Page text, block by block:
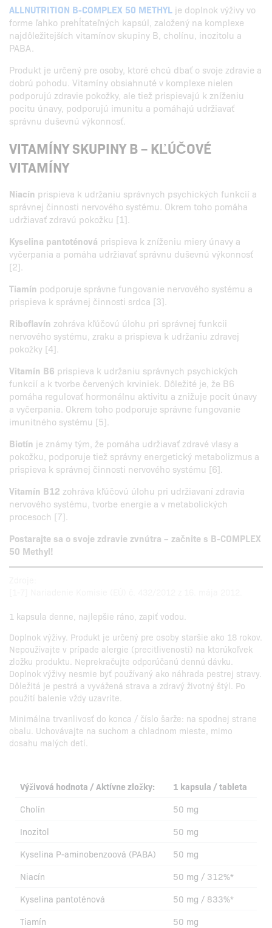
ALLNUTRITION B-COMPLEX 50 METHYL je doplnok výživy vo
forme ľahko prehĺtateľných kapsúl, založený na komplexe
najdôležitejších vitamínov skupiny B, cholínu, inozitolu a
PABA.
Produkt je určený pre osoby, ktoré chcú dbať o svoje zdravie a
dobrú pohodu. Vitamíny obsiahnuté v komplexe nielen
podporujú zdravie pokožky, ale tiež prispievajú k zníženiu
pocitu únavy, podporujú imunitu a pomáhajú udržiavať
správnu duševnú výkonnosť.
VITAMÍNY SKUPINY B – KĽÚČOVÉ
VITAMÍNY
Niacín prispieva k udržaniu správnych psychických funkcií a
správnej činnosti nervového systému. Okrem toho pomáha
udržiavať zdravú pokožku [1].
Kyselina pantoténová prispieva k zníženiu miery únavy a
vyčerpania a pomáha udržiavať správnu duševnú výkonnosť
[2].
Tiamín podporuje správne fungovanie nervového systému a
prispieva k správnej činnosti srdca [3].
Riboflavín zohráva kľúčovú úlohu pri správnej funkcii
nervového systému, zraku a prispieva k udržaniu zdravej
pokožky [4].
Vitamín B6 prispieva k udržaniu správnych psychických
funkcií a k tvorbe červených krviniek. Dôležité je, že B6
pomáha regulovať hormonálnu aktivitu a znižuje pocit únavy
a vyčerpania. Okrem toho podporuje správne fungovanie
imunitného systému [5].
Biotín je známy tým, že pomáha udržiavať zdravé vlasy a
pokožku, podporuje tiež správny energetický metabolizmus a
prispieva k správnej činnosti nervového systému [6].
Vitamín B12 zohráva kľúčovú úlohu pri udržiavaní zdravia
nervového systému, tvorbe energie a v metabolických
procesoch [7].
Postarajte sa o svoje zdravie zvnútra – začnite s B-COMPLEX
50 Methyl!
1 kapsula denne, najlepšie ráno, zapiť vodou.
Doplnok výživy. Produkt je určený pre osoby staršie ako 18 rokov.
Nepoužívajte v prípade alergie (precitlivenosti) na ktorúkoľvek
zložku produktu. Neprekračujte odporúčanú dennú dávku.
Doplnok výživy nesmie byť používaný ako náhrada pestrej stravy.
Dôležitá je pestrá a vyvážená strava a zdravý životný štýl. Po
použití balenie vždy uzavrite.
Minimálna trvanlivosť do konca / číslo šarže: na spodnej strane
obalu. Uchovávajte na suchom a chladnom mieste, mimo
dosahu malých detí.
Výživová hodnota / Aktívne zložky:
1 kapsula / tableta
Cholín
50 mg
Inozitol
50 mg
Kyselina P-aminobenzoová (PABA)
50 mg
Niacín
50 mg / 312%*
Kyselina pantoténová
50 mg / 833%*
Tiamín
50 mg